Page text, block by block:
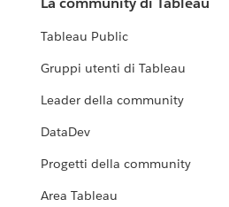
Tableau Public
Gruppi utenti di Tableau
Leader della community
DataDev
Progetti della community
Area Tableau